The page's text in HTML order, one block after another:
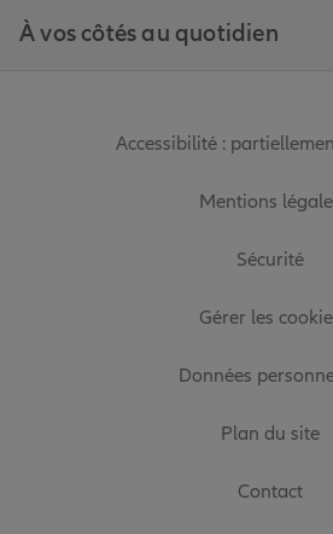
À vos côtés au quotidien
Accessibilité :
Mentions
Sécurité
Gérer les
Données
Plan du site
Contact